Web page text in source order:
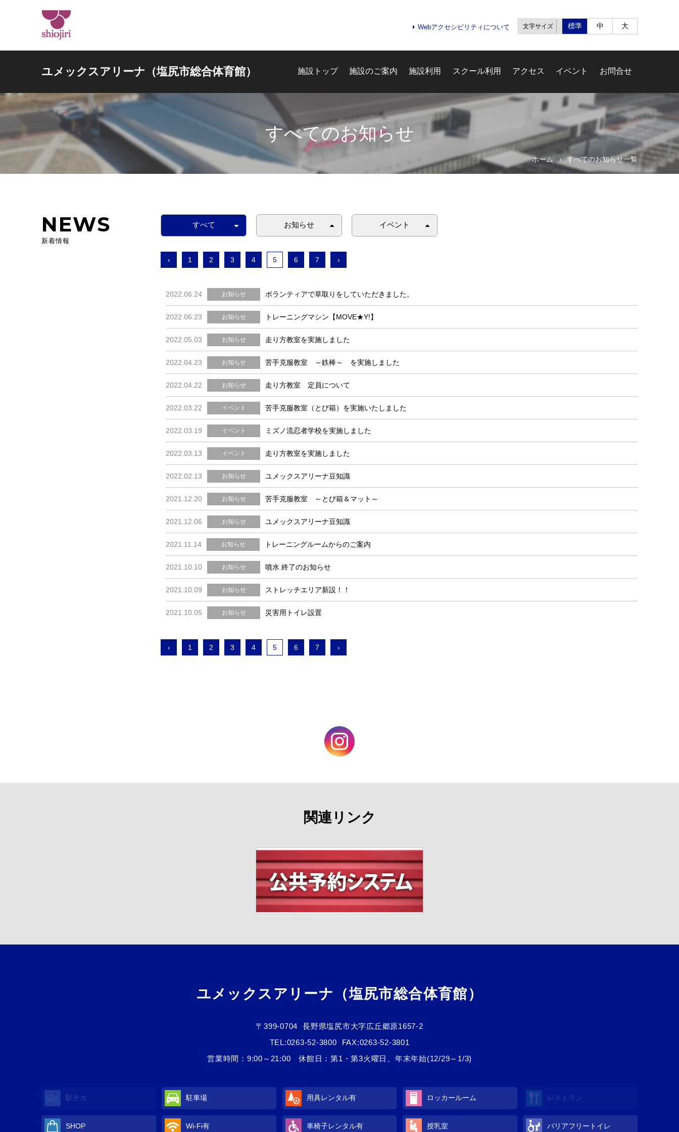
文字サイズ 標準 中 大
Webアクセシビリティについて
ユメックスアリーナ（塩尻市総合体育館） 施設トップ 施設のご案内 施設利用 スクール利用 アクセス イベント お問合せ
すべてのお知らせ
ホーム すべてのお知らせ一覧
NEWS
新着情報
すべて お知らせ イベント
‹ 1 2 3 4 5 6 7 ›
2022.06.24 お知らせ ボランティアで草取りをしていただきました。
2022.06.23 お知らせ トレーニングマシン【MOVE★Y!】
2022.05.03 お知らせ 走り方教室を実施しました
2022.04.23 お知らせ 苦手克服教室 ～鉄棒～ を実施しました
2022.04.22 お知らせ 走り方教室 定員について
2022.03.22 イベント 苦手克服教室（とび箱）を実施いたしました
2022.03.19 イベント ミズノ流忍者学校を実施しました
2022.03.13 イベント 走り方教室を実施しました
2022.02.13 お知らせ ユメックスアリーナ豆知識
2021.12.20 お知らせ 苦手克服教室 ～とび箱＆マット～
2021.12.06 お知らせ ユメックスアリーナ豆知識
2021.11.14 お知らせ トレーニングルームからのご案内
2021.10.10 お知らせ 噴水 終了のお知らせ
2021.10.09 お知らせ ストレッチエリア新設！！
2021.10.05 お知らせ 災害用トイレ設置
‹ 1 2 3 4 5 6 7 ›
関連リンク
ユメックスアリーナ（塩尻市総合体育館）
〒399-0704
長野県塩尻市大字広丘郷原1657-2
TEL:0263-52-3800
FAX:0263-52-3801
営業時間：9:00～21:00 休館日：第1・第3火曜日、年末年始(12/29～1/3)
駅チカ 駐車場 用具レンタル有 ロッカールーム レストラン
SHOP Wi-Fi有 車椅子レンタル有 授乳室 バリアフリートイレ